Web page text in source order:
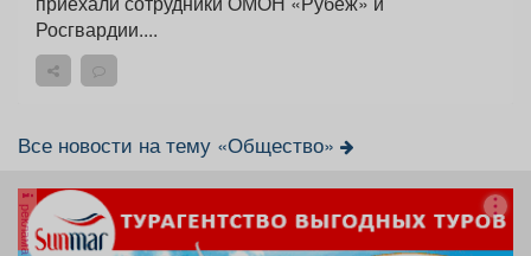
Росгвардии....
Все новости на тему «Общество»
реклама